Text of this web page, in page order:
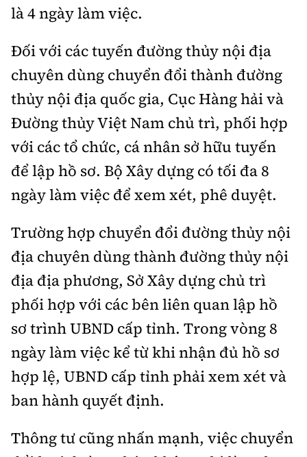
là 4 ngày làm việc.
Đối với các tuyến đường thủy nội địa
chuyên dùng chuyển đổi thành đường
thủy nội địa quốc gia, Cục Hàng hải và
Đường thủy Việt Nam chủ trì, phối hợp
với các tổ chức, cá nhân sở hữu tuyến
để lập hồ sơ. Bộ Xây dựng có tối đa 8
ngày làm việc để xem xét, phê duyệt.
Trường hợp chuyển đổi đường thủy nội
địa chuyên dùng thành đường thủy nội
địa địa phương, Sở Xây dựng chủ trì
phối hợp với các bên liên quan lập hồ
sơ trình UBND cấp tỉnh. Trong vòng 8
ngày làm việc kể từ khi nhận đủ hồ sơ
hợp lệ, UBND cấp tỉnh phải xem xét và
ban hành quyết định.
Thông tư cũng nhấn mạnh, việc chuyển